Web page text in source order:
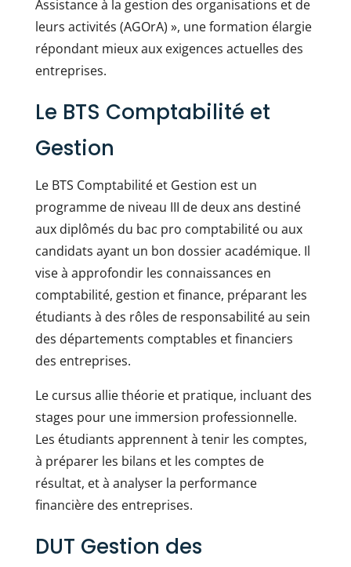
Assistance à la gestion des organisations et de
leurs activités (AGOrA) », une formation élargie
répondant mieux aux exigences actuelles des
entreprises.
Le BTS Comptabilité et
Gestion
Le BTS Comptabilité et Gestion est un
programme de niveau III de deux ans destiné
aux diplômés du bac pro comptabilité ou aux
candidats ayant un bon dossier académique. Il
vise à approfondir les connaissances en
comptabilité, gestion et finance, préparant les
étudiants à des rôles de responsabilité au sein
des départements comptables et financiers
des entreprises.
Le cursus allie théorie et pratique, incluant des
stages pour une immersion professionnelle.
Les étudiants apprennent à tenir les comptes,
à préparer les bilans et les comptes de
résultat, et à analyser la performance
financière des entreprises.
DUT Gestion des